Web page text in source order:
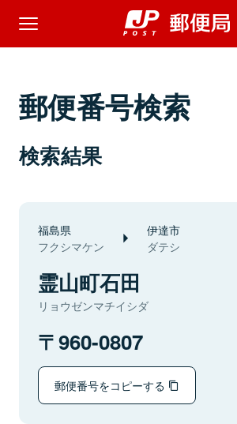
郵便番号検索
検索結果
福島県
フクシマケン
伊達市
ダテシ
霊山町石田
リョウゼンマチイシダ
960-0807
郵便番号をコピーする